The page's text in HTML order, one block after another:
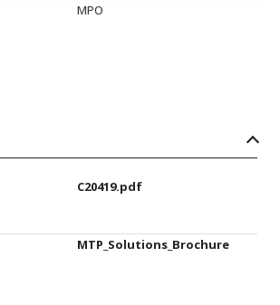
MPO
C20419.pdf
MTP_Solutions_Brochure